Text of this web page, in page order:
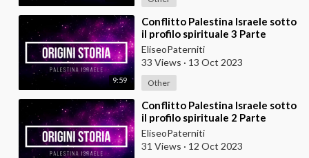
9:59
⁣Conflitto Palestina Israele sotto
il profilo spirituale 3 Parte
EliseoPaterniti
33 Views · 13 Oct 2023
Other
⁣Conflitto Palestina Israele sotto
il profilo spirituale 2 Parte
EliseoPaterniti
31 Views · 12 Oct 2023